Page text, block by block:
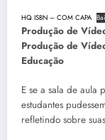
HQ ISBN – COM CAPA
Produção de
Produção de
Educação
E se a sala de aula
estudantes
refletindo sobre